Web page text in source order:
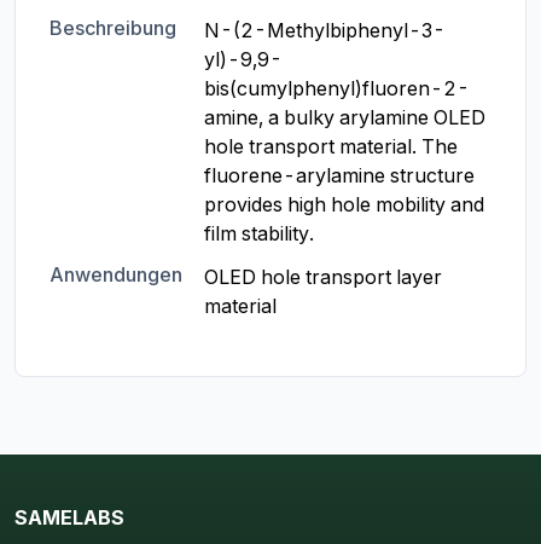
Beschreibung
N-(2-Methylbiphenyl-3-
yl)-9,9-
bis(cumylphenyl)fluoren-2-
amine, a bulky arylamine OLED
hole transport material. The
fluorene-arylamine structure
provides high hole mobility and
film stability.
Anwendungen
OLED hole transport layer
material
SAMELABS